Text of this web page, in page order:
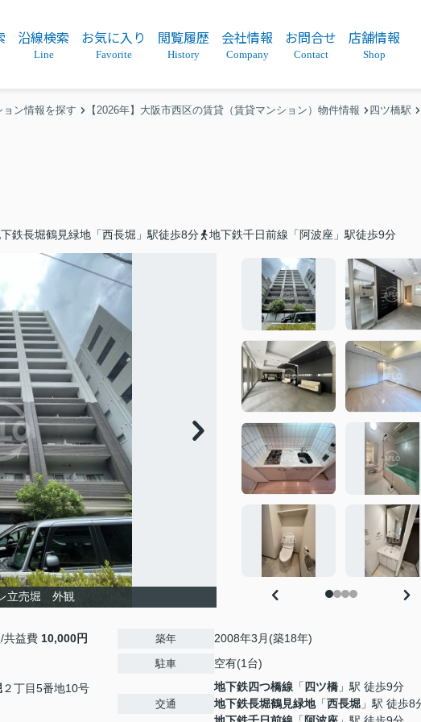
沿線検索
Line
お気に入り
Favorite
閲覧履歴
History
会社情報
Company
お問合せ
Contact
店舗情報
Shop
ョン情報を探す 【2026年】大阪市西区の賃貸（賃貸マンション）物件情報 四ツ橋駅
鉄長堀鶴見緑地「西長堀」駅徒歩8分 地下鉄千日前線「阿波座」駅徒歩9分
立売堀 外観
益費 10,000円
２丁目5番地10号
築年 2008年3月(築18年)
駐車 空有(1台)
交通
地下鉄四つ橋線 「 四ツ橋 」駅 徒歩9分
地下鉄長堀鶴見緑地「西長堀 」駅 徒歩8